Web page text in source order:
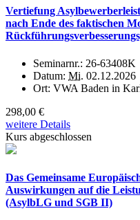
Vertiefung
nach Ende des faktischen
Seminarnr.: 26-63408K
Datum: Mi. 02.12.2026
Ort: VWA Baden in
298,00 €
weitere Details
Kurs abgeschlossen
Das Gemeinsame
Auswirkungen auf die
(AsylbLG und SGB II)